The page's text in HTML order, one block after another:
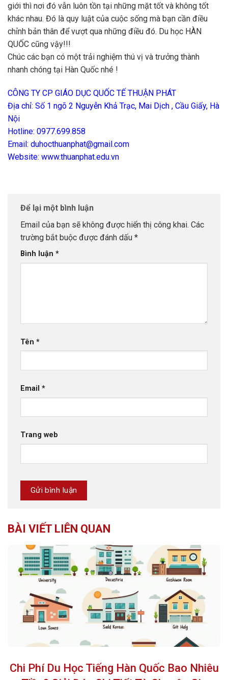
giới thì nơi đó vẫn luôn tồn tại những mặt tốt và không tốt
khác nhau. Đó là quy luật của cuộc sống mà bạn cần điều
chỉnh bản thân để vượt qua những điều đó. Du học HÀN
QUỐC cũng vậy!!!
Chúc các bạn có một trải nghiệm thú vị và trưởng thành
nhanh chóng tại Hàn Quốc nhé !
CÔNG TY CP GIÁO DỤC QUỐC TẾ THUẬN PHÁT
Địa chỉ: Số 1 ngõ 2 Nguyễn Khả Trạc, Mai Dịch , Cầu Giấy, Hà
Nội
Hotline: 0977.699.858
Email: duhocthuanphat@gmail.com
Website: www.thuanphat.edu.vn
Để lại một bình luận
Email của bạn sẽ không được hiển thị công khai. Các
trường bắt buộc được đánh dấu *
Bình luận *
Tên *
Email *
Trang web
BÀI VIẾT LIÊN QUAN
Chi Phí Du Học Tiếng Hàn Quốc Bao Nhiêu